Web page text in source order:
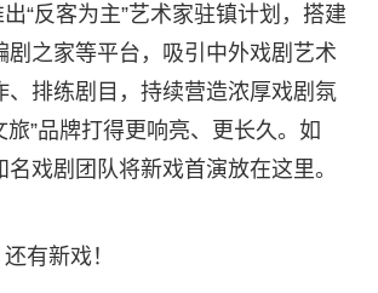
“反客为主”艺术家驻镇计划，搭建
剧之家等平台，吸引中外戏剧艺术
、排练剧目，持续营造浓厚戏剧氛
旅”品牌打得更响亮、更长久。如
戏剧团队将新戏首演放在这里。
有新戏！